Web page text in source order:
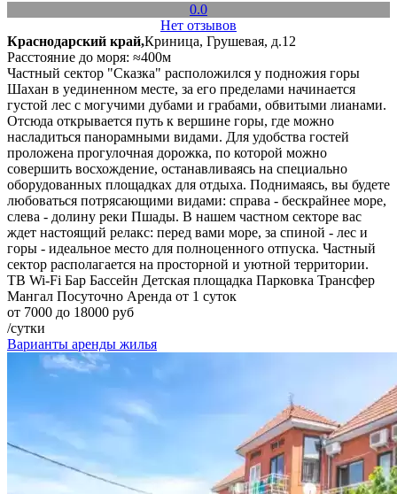
0.0
Нет отзывов
Краснодарский край,Криница, Грушевая, д.12
Расстояние до моря: ≈400м
Частный сектор "Сказка" расположился у подножия горы
Шахан в уединенном месте, за его пределами начинается
густой лес с могучими дубами и грабами, обвитыми лианами.
Отсюда открывается путь к вершине горы, где можно
насладиться панорамными видами. Для удобства гостей
проложена прогулочная дорожка, по которой можно
совершить восхождение, останавливаясь на специально
оборудованных площадках для отдыха. Поднимаясь, вы будете
любоваться потрясающими видами: справа - бескрайнее море,
слева - долину реки Пшады. В нашем частном секторе вас
ждет настоящий релакс: перед вами море, за спиной - лес и
горы - идеальное место для полноценного отпуска. Частный
сектор располагается на просторной и уютной территории.
ТВ Wi-Fi Бар Бассейн Детская площадка Парковка Трансфер
Мангал Посуточно Аренда от 1 суток
от 7000 до 18000 руб
/сутки
Варианты аренды жилья